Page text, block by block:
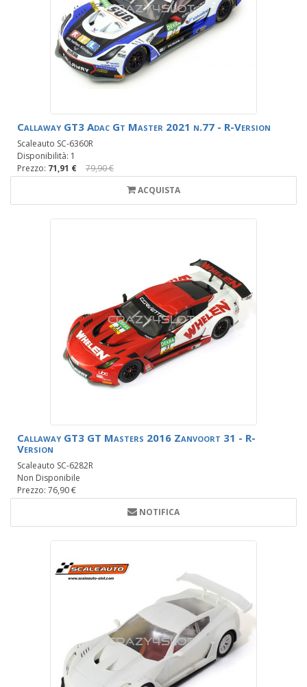
Callaway GT3 Adac Gt Master 2021 n.77 - R-Version
Scaleauto SC-6360R
Disponibilità: 1
Prezzo: 71,91 €
79,90 €
ACQUISTA
Callaway GT3 GT Masters 2016 Zanvoort 31 - R-
Version
Scaleauto SC-6282R
Non Disponibile
Prezzo: 76,90 €
NOTIFICA